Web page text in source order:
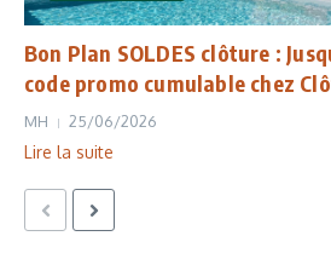
Bon Plan SOLDES clôture :
code promo cumulable chez
MH 25/06/2026
Lire la suite